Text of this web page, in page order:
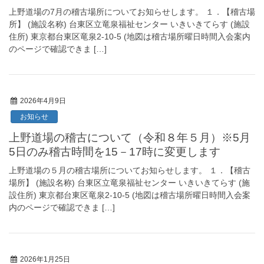
上野道場の7月の稽古場所についてお知らせします。 １．【稽古場
所】 (施設名称) 台東区立竜泉福祉センター いきいきてらす (施設
住所) 東京都台東区竜泉2-10-5 (地図は稽古場所曜日時間入会案内
のページで確認できま […]
2026年4月9日
お知らせ
上野道場の稽古について（令和８年５月）※5月
5日のみ稽古時間を15－17時に変更します
上野道場の５月の稽古場所についてお知らせします。 １．【稽古
場所】 (施設名称) 台東区立竜泉福祉センター いきいきてらす (施
設住所) 東京都台東区竜泉2-10-5 (地図は稽古場所曜日時間入会案
内のページで確認できま […]
2026年1月25日